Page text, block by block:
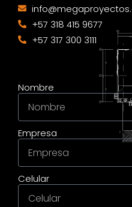
Nombre
Empresa
Celular
+57 318 415 9677
+57 317 300 3111